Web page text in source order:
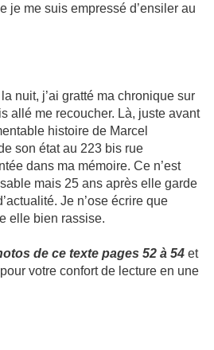
je me suis empressé d’ensiler au
nuit, j’ai gratté ma chronique sur
allé me recoucher. Là, juste avant
histoire de Marcel
son état au 223 bis rue
dans ma mémoire. Ce n’est
mais 25 ans après elle garde
Je n’ose écrire que
elle bien rassise.
de ce texte pages 52 à 54 et
votre confort de lecture en une